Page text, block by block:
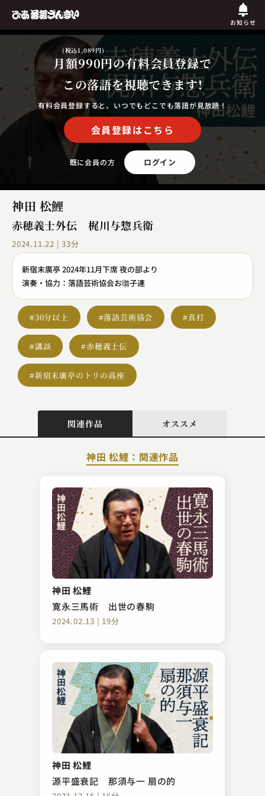
お知らせ
月額990円
(税込1,089円)
の有料会員登録で
この落語を視聴できます!
有料会員登録すると、いつでもどこでも落語が見放題！
会員登録はこちら
既に会員の方 ログイン
神田 松鯉
赤穂義士外伝 梶川与惣兵衛
2024.11.22 | 33分
新宿末廣亭 2024年11月下席 夜の部より
演奏・協力：落語芸術協会お囃子連
#30分以上 #落語芸術協会 #真打
#講談 #赤穂義士伝
#新宿末廣亭のトリの高座
関連作品 オススメ
神田 松鯉：関連作品
神田 松鯉
寛永三馬術 出世の春駒
2024.02.13 | 19分
神田 松鯉
源平盛衰記 那須与一 扇の的
五街道 雲助
幾代餅
2023.09.11 | 34分
柳家 花緑
試し酒
2025.05.12 | 34分